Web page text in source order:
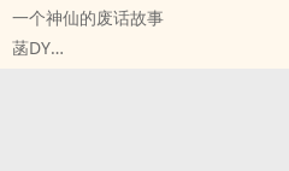
一个神仙的废话故事
菡DY